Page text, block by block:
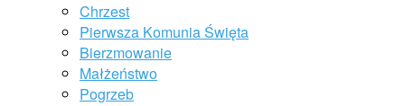
Chrzest
Pierwsza Komunia Święta
Bierzmowanie
Małżeństwo
Pogrzeb